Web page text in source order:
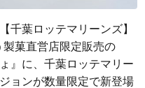
千葉ロッテマリーンズ】
製菓直営店限定販売の
』に、千葉ロッテマリー
ョンが数量限定で新登場